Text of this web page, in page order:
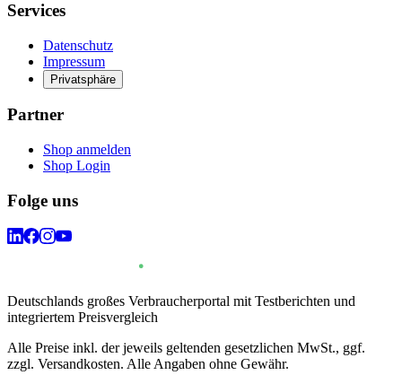
Services
Datenschutz
Impressum
Privatsphäre
Partner
Shop anmelden
Shop Login
Folge uns
Deutschlands großes Verbraucherportal mit Testberichten und
integriertem Preisvergleich
Alle Preise inkl. der jeweils geltenden gesetzlichen MwSt., ggf.
zzgl. Versandkosten. Alle Angaben ohne Gewähr.